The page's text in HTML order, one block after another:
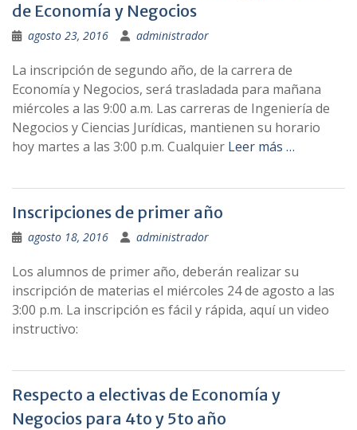
de Economía y Negocios
agosto 23, 2016 administrador
La inscripción de segundo año, de la carrera de
Economía y Negocios, será trasladada para mañana
miércoles a las 9:00 a.m. Las carreras de Ingeniería de
Negocios y Ciencias Jurídicas, mantienen su horario
hoy martes a las 3:00 p.m. Cualquier Leer más …
Inscripciones de primer año
agosto 18, 2016 administrador
Los alumnos de primer año, deberán realizar su
inscripción de materias el miércoles 24 de agosto a las
3:00 p.m. La inscripción es fácil y rápida, aquí un video
instructivo:
Respecto a electivas de Economía y
Negocios para 4to y 5to año